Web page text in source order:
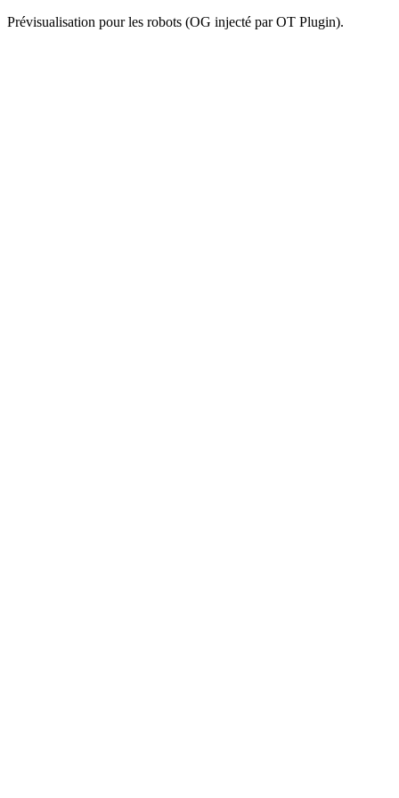
Prévisualisation pour les robots (OG injecté par OT Plugin).